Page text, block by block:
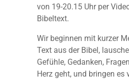
von 19-20.15 Uhr per
Bibeltext.
Wir beginnen mit kurzer
Text aus der Bibel,
Gefühle, Gedanken,
Herz geht, und bringen es